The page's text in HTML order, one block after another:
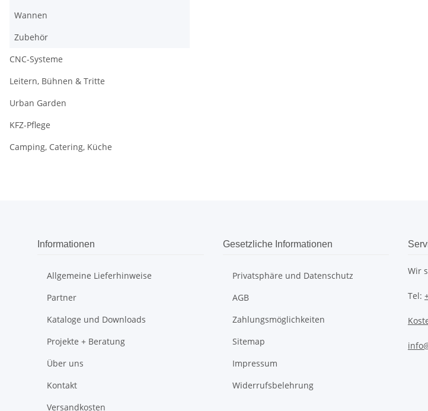
Wannen
Zubehör
CNC-Systeme
Leitern, Bühnen & Tritte
Urban Garden
KFZ-Pflege
Camping, Catering, Küche
Informationen
Allgemeine Lieferhinweise
Partner
Kataloge und Downloads
Projekte + Beratung
Über uns
Kontakt
Versandkosten
Gesetzliche Informationen
Privatsphäre und Datenschutz
AGB
Zahlungsmöglichkeiten
Sitemap
Impressum
Widerrufsbelehrung
Wir
Tel: